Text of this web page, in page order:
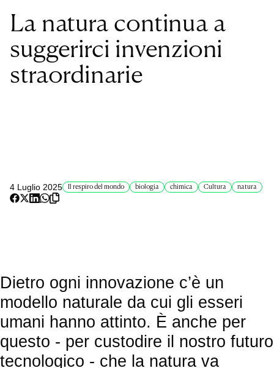
La natura continua a
suggerirci invenzioni
straordinarie
4 Luglio 2025 Il respiro del mondo biologia chimica Cultura natura
Dietro ogni innovazione c’è un
modello naturale da cui gli esseri
umani hanno attinto. È anche per
questo - per custodire il nostro futuro
tecnologico - che la natura va